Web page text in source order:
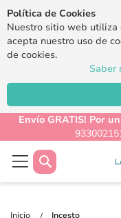
Política de Cookies
Nuestro sitio web utiliza
acepta nuestro uso de
de cookies.
Saber
Envío GRATIS! Por
Buscar
Inicio Incesto